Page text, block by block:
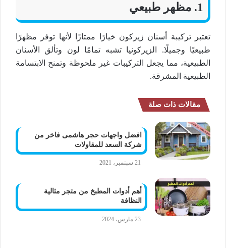
1. مظهر طبيعي
تعتبر تركيبة أسنان زيركون خيارًا ممتازًا لأنها توفر مظهرًا
طبيعيًا وجميلًا. الزيركونيا تشبه تمامًا لون وتألق الأسنان
الطبيعية، مما يجعل التركيبات غير ملحوظة وتمنح الابتسامة
الطبيعية المشرقة.
مقالات ذات صلة
افضل واجهات حجر هاشمى فاخر من
شركة السعد للمقاولات
21 سبتمبر، 2021
أهم أدوات المطبخ من متجر مثالية
النظافة
23 مارس، 2024